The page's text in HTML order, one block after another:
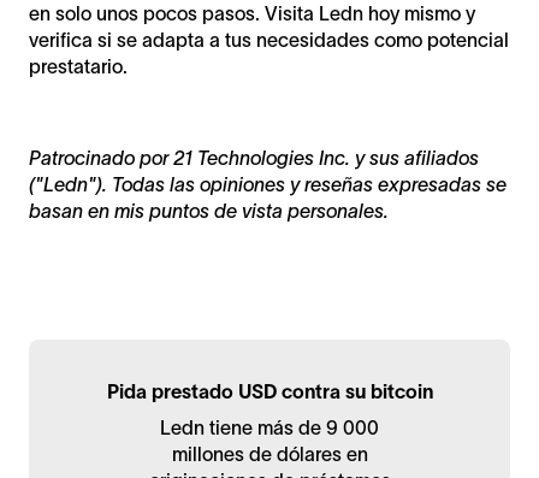
Pida prestado USD contra su bitcoin
Ledn tiene más de 9 000
millones de dólares en
en solo unos pocos pasos. Visita Ledn hoy mismo y
verifica si se adapta a tus necesidades como potencial
prestatario.
Patrocinado por 21 Technologies Inc. y sus afiliados
("Ledn"). Todas las opiniones y reseñas expresadas se
basan en mis puntos de vista personales.